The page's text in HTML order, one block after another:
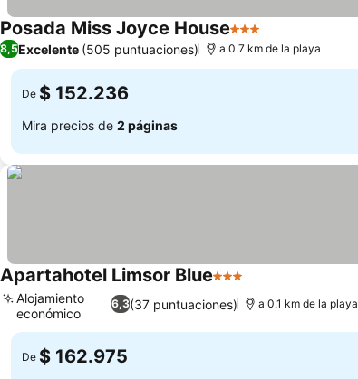
Posada Miss Joyce House3 Estrellas
8,5Excelente (505 puntuaciones) a 0.7 km de la playa
De $ 152.236
Mira precios de 2 páginas
Apartahotel Limsor Blue3 Estrellas
6,3(37 puntuaciones)
Alojamiento
económico
a 0.1 km de la playa
De $ 162.975